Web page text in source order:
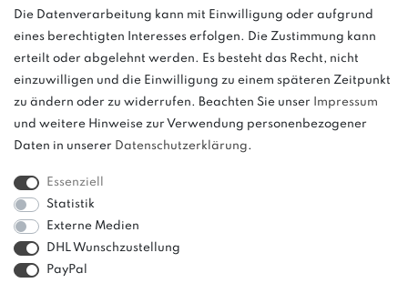
und
weitere.
Die Datenverarbeitung kann mit Einwilligung oder aufgrund
eines berechtigten Interesses erfolgen. Die Zustimmung kann
erteilt oder abgelehnt werden. Es besteht das Recht, nicht
einzuwilligen und die Einwilligung zu einem späteren Zeitpunkt
zu ändern oder zu widerrufen. Beachten Sie unser
Impressum
und weitere Hinweise zur Verwendung personenbezogener
Daten in unserer Daten­schutz­erklärung.
Essenziell
Statistik
Externe Medien
DHL Wunschzustellung
PayPal
Sinne einer Preisermäßigung, sondern lediglich
einen Preisvergleich zur unverbindlichen
Preisempfehlung seitens des Herstellers dar.